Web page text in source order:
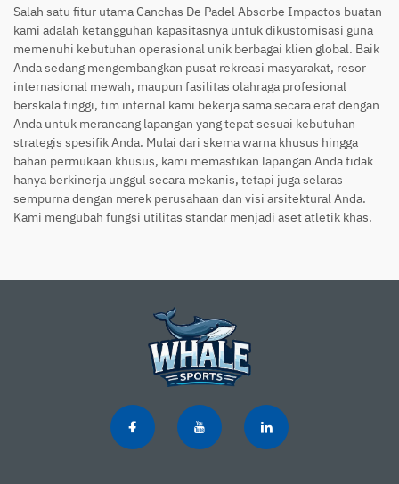
Salah satu fitur utama Canchas De Padel Absorbe Impactos buatan
kami adalah ketangguhan kapasitasnya untuk dikustomisasi guna
memenuhi kebutuhan operasional unik berbagai klien global. Baik
Anda sedang mengembangkan pusat rekreasi masyarakat, resor
internasional mewah, maupun fasilitas olahraga profesional
berskala tinggi, tim internal kami bekerja sama secara erat dengan
Anda untuk merancang lapangan yang tepat sesuai kebutuhan
strategis spesifik Anda. Mulai dari skema warna khusus hingga
bahan permukaan khusus, kami memastikan lapangan Anda tidak
hanya berkinerja unggul secara mekanis, tetapi juga selaras
sempurna dengan merek perusahaan dan visi arsitektural Anda.
Kami mengubah fungsi utilitas standar menjadi aset atletik khas.